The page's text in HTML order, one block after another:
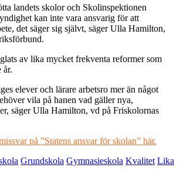
landets skolor och Skolinspektionen
kan inte vara ansvarig för att
det säger sig självt, säger Ulla Hamilton,
av lika mycket frekventa reformer som
år.
elever och lärare arbetsro mer än något
vila på hanen vad gäller nya,
säger Ulla Hamilton, vd på Friskolornas
på ”Statens ansvar för skolan” här.
Grundskola Gymnasieskola Kvalitet Lika